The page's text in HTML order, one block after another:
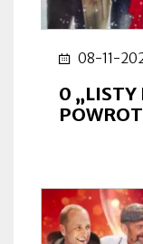
08-11-
0 „LISTY